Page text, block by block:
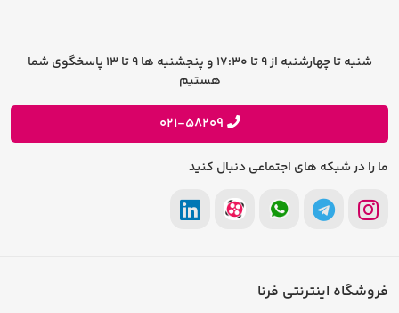
شرایط و قوانین
فرصت های شغلی
پیشنهادات و انتقادات
شنبه تا چهارشنبه از 9 تا 17:30 و پنجشنبه ها 9 تا 13 پاسخگوی شما
هستیم
021-58209
ما را در شبکه های اجتماعی دنبال کنید
فروشگاه اینترنتی فرنا